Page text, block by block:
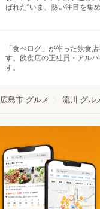
ばれた"いま、熱い注目を集
「食べログ」が作った飲食
す。飲食店の正社員・アル
す。
広島市 グルメ 流川 グル